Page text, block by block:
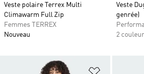
Veste polaire Terrex Multi
Climawarm Full Zip
Femmes TERREX
Nouveau
Veste
genrée)
2
Ajouter à